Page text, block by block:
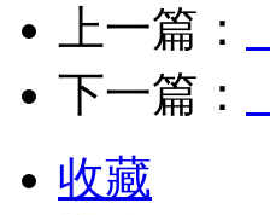
上一篇：
下一篇：
收藏